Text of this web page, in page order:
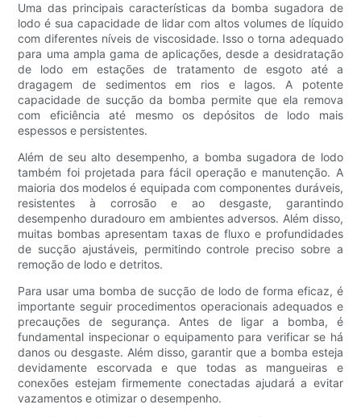
Uma das principais características da bomba sugadora de
lodo é sua capacidade de lidar com altos volumes de líquido
com diferentes níveis de viscosidade. Isso o torna adequado
para uma ampla gama de aplicações, desde a desidratação
de lodo em estações de tratamento de esgoto até a
dragagem de sedimentos em rios e lagos. A potente
capacidade de sucção da bomba permite que ela remova
com eficiência até mesmo os depósitos de lodo mais
espessos e persistentes.
Além de seu alto desempenho, a bomba sugadora de lodo
também foi projetada para fácil operação e manutenção. A
maioria dos modelos é equipada com componentes duráveis,
resistentes à corrosão e ao desgaste, garantindo
desempenho duradouro em ambientes adversos. Além disso,
muitas bombas apresentam taxas de fluxo e profundidades
de sucção ajustáveis, permitindo controle preciso sobre a
remoção de lodo e detritos.
Para usar uma bomba de sucção de lodo de forma eficaz, é
importante seguir procedimentos operacionais adequados e
precauções de segurança. Antes de ligar a bomba, é
fundamental inspecionar o equipamento para verificar se há
danos ou desgaste. Além disso, garantir que a bomba esteja
devidamente escorvada e que todas as mangueiras e
conexões estejam firmemente conectadas ajudará a evitar
vazamentos e otimizar o desempenho.